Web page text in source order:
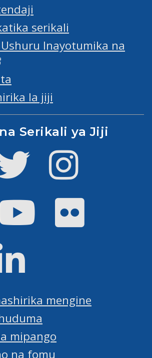
serikali
Inayotumika na
la jiji
Serikali ya Jiji
Twitter
Youtube
mengine
mipango
na fomu